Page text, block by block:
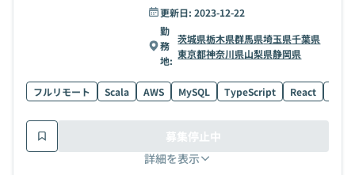
更新日: 2023-12-22
勤
務
地:
茨城県栃木県群馬県埼玉県千葉県
東京都神奈川県山梨県静岡県
フルリモート Scala AWS MySQL TypeScript React
詳細を表示
募集停止中